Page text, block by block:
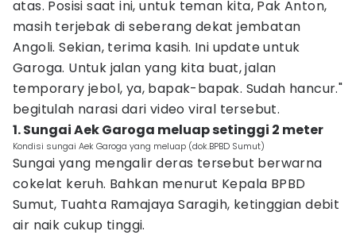
atas. Posisi saat ini, untuk teman kita, Pak Anton,
masih terjebak di seberang dekat jembatan
Angoli. Sekian, terima kasih. Ini update untuk
Garoga. Untuk jalan yang kita buat, jalan
temporary jebol, ya, bapak-bapak. Sudah hancur."
begitulah narasi dari video viral tersebut.
1. Sungai Aek Garoga meluap setinggi 2 meter
Kondisi sungai Aek Garoga yang meluap (dok.BPBD Sumut)
Sungai yang mengalir deras tersebut berwarna
cokelat keruh. Bahkan menurut Kepala BPBD
Sumut, Tuahta Ramajaya Saragih, ketinggian debit
air naik cukup tinggi.